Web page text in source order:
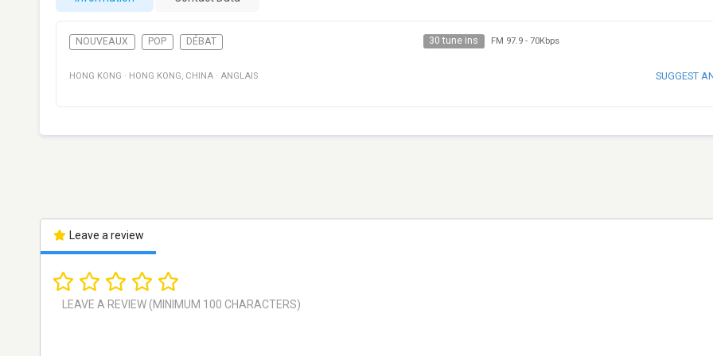
NOUVEAUX POP DÉBAT 30 tune ins FM 97.9- 70Kbps
HONG KONG · HONG KONG, CHINA · ANGLAIS SUGGEST
Leave a review